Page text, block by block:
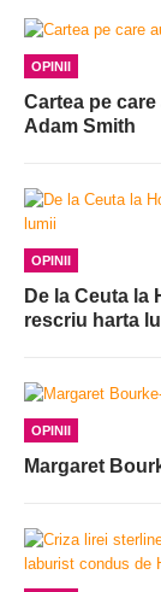
OPINII
Cartea pe
Adam Smith
OPINII
De la Ceuta
rescriu harta
OPINII
Margaret